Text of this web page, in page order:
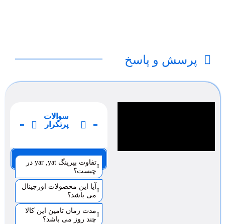
پرسش و پاسخ
سوالات
پرتکرار
صفحه 1
تفاوت بیرینگ yar ,yat در
چیست؟
آیا این محصولات اورجینال
می باشد؟
مدت زمان تامین این کالا
چند روز می باشد؟